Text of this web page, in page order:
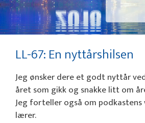
LL-67: En nyttårshilsen
Jeg ønsker dere et godt nyttår
året som gikk og snakke litt om
Jeg forteller også om
lærer.